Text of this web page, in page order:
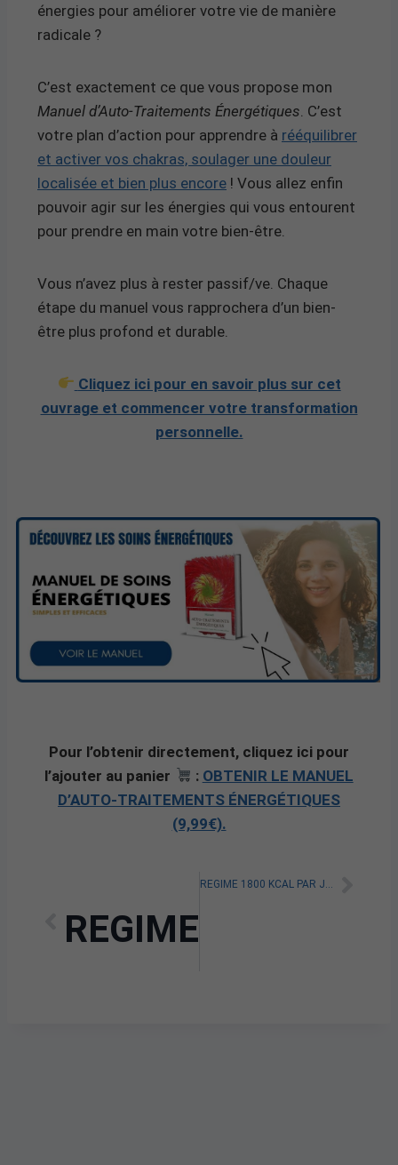
énergies pour améliorer votre vie de manière
radicale ?
C’est exactement ce que vous propose mon
Manuel d’Auto-Traitements Énergétiques . C’est
votre plan d’action pour apprendre à rééquilibrer
et activer vos chakras, soulager une douleur
localisée et bien plus encore ! Vous allez enfin
pouvoir agir sur les énergies qui vous entourent
pour prendre en main votre bien-être.
Vous n’avez plus à rester passif/ve. Chaque
étape du manuel vous rapprochera d’un bien-
être plus profond et durable.
Cliquez ici pour en savoir plus sur cet
ouvrage et commencer votre transformation
personnelle.
Pour l’obtenir directement, cliquez ici pour
l’ajouter au panier
: OBTENIR LE MANUEL
D’AUTO-TRAITEMENTS ÉNERGÉTIQUES
(9,99€).
REGIME 1600
REGIME 1800 KCAL PAR JOUR: TOUT SAVOIR